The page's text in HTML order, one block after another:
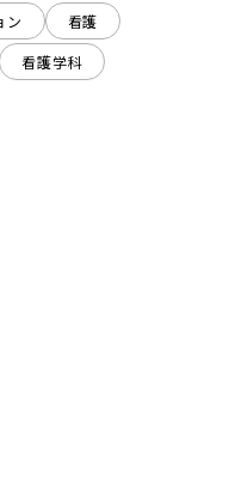
ン
看護
看護学科